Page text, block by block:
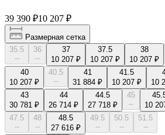
39 390 ₽10 207 ₽
Размерная сетка
35.5
--
36
--
37
10 207 ₽
37.5
10 207 ₽
38
10 207 ₽
40
10 207 ₽
40.5
--
41
31 884 ₽
41.5
10 207 ₽
10
43
30 781 ₽
44
26 714 ₽
44.5
27 718 ₽
45
--
10
47.5
--
48
--
48.5
27 616 ₽
49.5
--
50.5
--
51.5
--